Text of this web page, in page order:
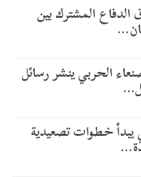
الدفاع المشترك بين
الحربي ينشر رسائل
يبدأ خطوات تصعيدية